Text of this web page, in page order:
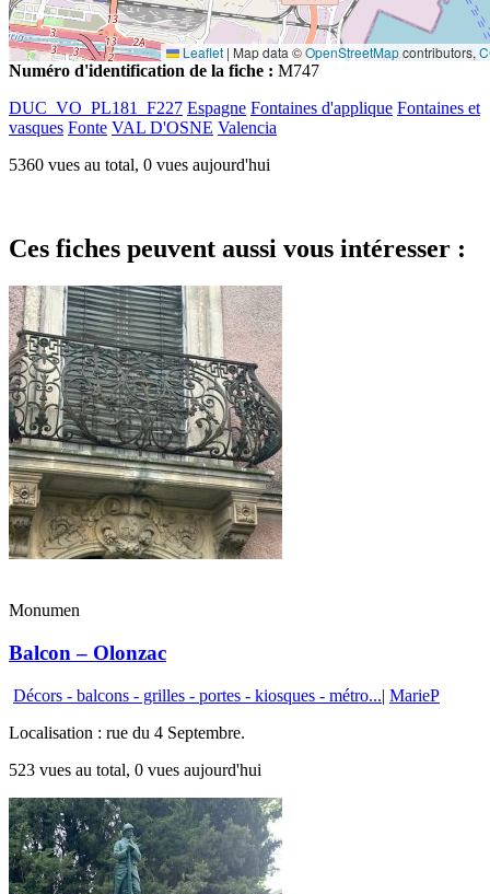
Leaflet | Map data ©OpenStreetMapcontributors,
Numéro d'identification de la fiche : M747
DUC_VO_PL181_F227 Espagne Fontaines d'applique Fontaines et
vasques Fonte VAL D'OSNE Valencia
5360 vues au total, 0 vues aujourd'hui
Ces fiches peuvent aussi vous intéresser :
Monumen
Balcon – Olonzac
Décors - balcons - grilles - portes - kiosques - métro...| MarieP
Localisation : rue du 4 Septembre.
523 vues au total, 0 vues aujourd'hui